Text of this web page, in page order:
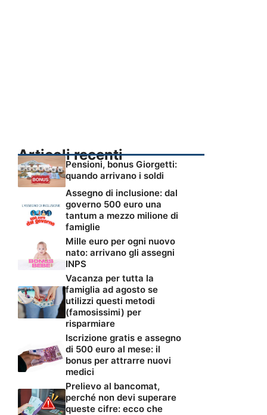
Articoli recenti
Pensioni, bonus Giorgetti:
quando arrivano i soldi
Assegno di inclusione: dal
governo 500 euro una
tantum a mezzo milione di
famiglie
Mille euro per ogni nuovo
nato: arrivano gli assegni
INPS
Vacanza per tutta la
famiglia ad agosto se
utilizzi questi metodi
(famosissimi) per
risparmiare
Iscrizione gratis e assegno
di 500 euro al mese: il
bonus per attrarre nuovi
medici
Prelievo al bancomat,
perché non devi superare
queste cifre: ecco che